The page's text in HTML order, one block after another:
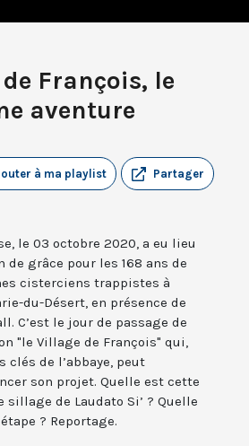
François, le
aventure
Partager
à ma playlist
le 03 octobre 2020, a eu lieu
de grâce pour les 168 ans de
cisterciens trappistes à
du-Désert, en présence de
C’est le jour de passage de
"le Village de François" qui,
clés de l’abbaye, peut
son projet. Quelle est cette
de Laudato Si’ ? Quelle
? Reportage.